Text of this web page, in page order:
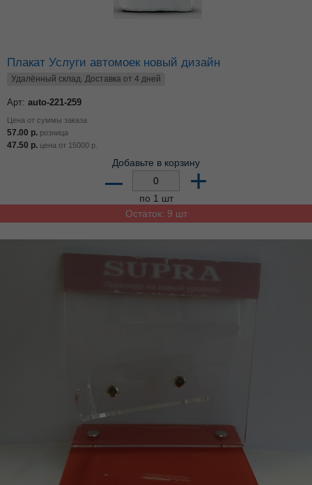
Плакат Услуги автомоек новый дизайн
Удалённый склад. Доставка от 4 дней
Арт: auto-221-259
Цена от суммы заказа
57.00 р. розница
47.50 р. цена от 15000 р.
Добавьте в корзину
– +
по 1 шт
Остаток: 9 шт